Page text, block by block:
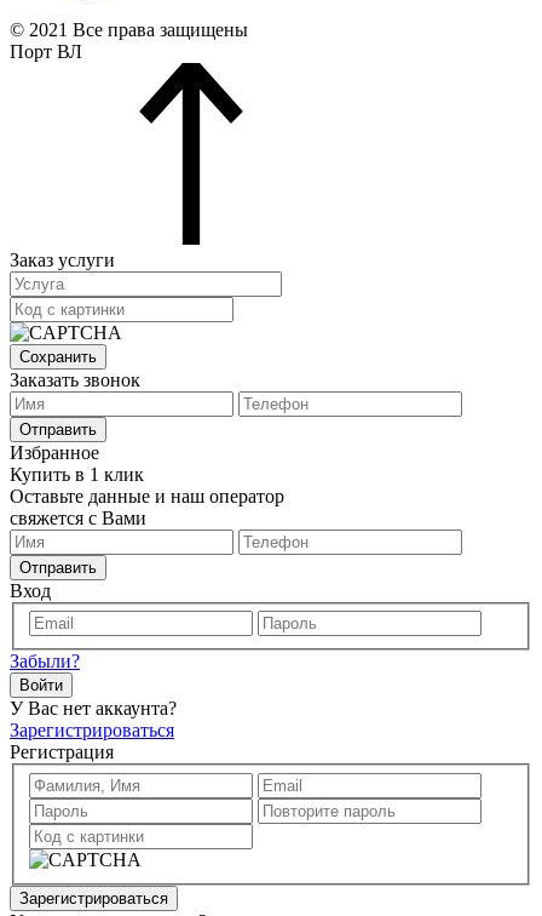
© 2021 Все права защищены
Порт ВЛ
Заказ услуги
Сохранить
Заказать звонок
Отправить
Избранное
Купить в 1 клик
Оставьте данные и наш оператор
свяжется с Вами
Отправить
Вход
Забыли?
Войти
У Вас нет аккаунта?
Зарегистрироваться
Регистрация
Зарегистрироваться